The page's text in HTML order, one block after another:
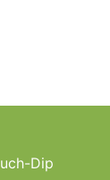
Dip